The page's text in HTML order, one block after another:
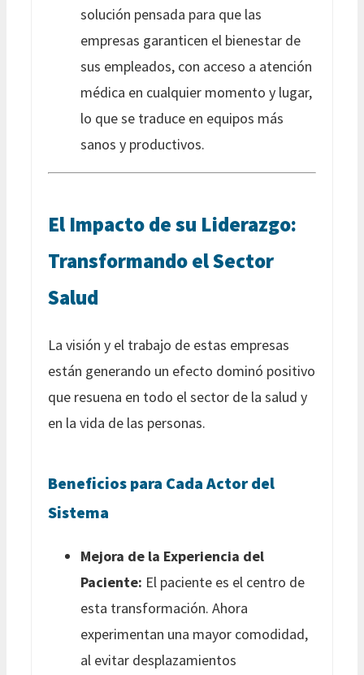
solución pensada para que las
empresas garanticen el bienestar de
sus empleados, con acceso a atención
médica en cualquier momento y lugar,
lo que se traduce en equipos más
sanos y productivos.
El Impacto de su Liderazgo:
Transformando el Sector
Salud
La visión y el trabajo de estas empresas
están generando un efecto dominó positivo
que resuena en todo el sector de la salud y
en la vida de las personas.
Beneficios para Cada Actor del
Sistema
Mejora de la Experiencia del
Paciente: El paciente es el centro de
esta transformación. Ahora
experimentan una mayor comodidad,
al evitar desplazamientos